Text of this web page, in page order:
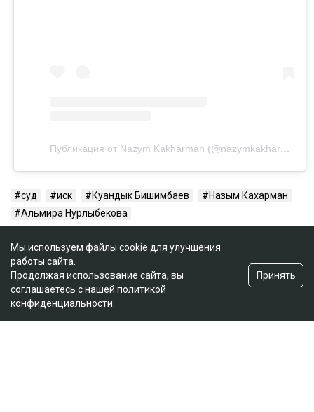
Публикация от Nazym Kakharman (@nazymkakharman)
суд иск Куандык Бишимбаев
Назым Кахарман
Альмира Нурлыбекова
Мы используем файлы cookie для улучшения
работы сайта.
Продолжая использование сайта, вы
соглашаетесь с нашей политикой
конфиденциальности
Принять